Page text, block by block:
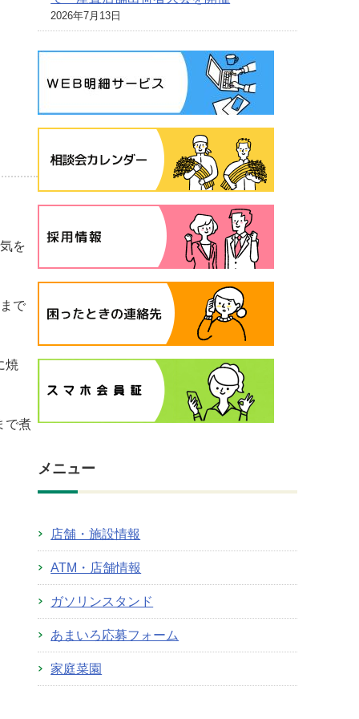
を
で
焼
で煮
2026年7月13日
メニュー
店舗・施設情報
ATM・店舗情報
ガソリンスタンド
あまいろ応募フォーム
家庭菜園